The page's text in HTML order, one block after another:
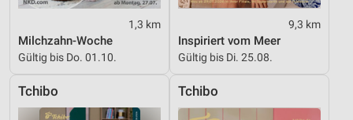
1,3 km
Milchzahn-Woche
Gültig bis Do. 01.10.
9,3 km
Inspiriert vom Meer
Gültig bis Di. 25.08.
Tchibo Tchibo
Informationen identifizieren
Nicht-IAB-Verarbeitungszwecke:
Performance